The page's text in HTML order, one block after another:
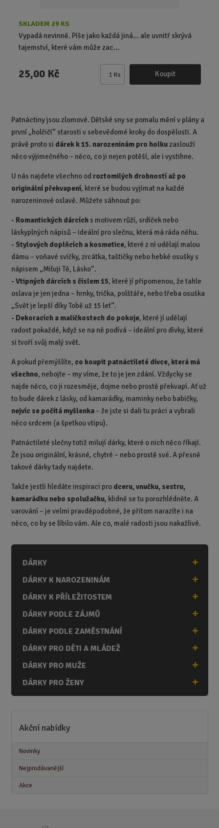
SKLADEM 29 KS
Vypadá nevinně. Píše jako každá jiná… ale uvnitř skrývá
tajemství, které vám může zac...
25,00 Kč
Z
i
t
p
o
e
t
Ks Koupit
Patnáctiny jsou zlomové. Dětské sny se pomalu mění v plány a
první „holčičí“ starosti v sebevědomé kroky do dospělosti. A
právě proto si dárek k 15. narozeninám pro holkuzaslouží
něco výjimečného – něco, co ji nejen potěší, ale i vystihne.
U nás najdete všechno od roztomilých drobností až po
originální překvapení, které se budou vyjímat na každé
narozeninové oslavě. Můžete sáhnout po:
- Romantických dárcíchs motivem růží, srdíček nebo
láskyplných nápisů – ideální pro slečnu, která má ráda něhu.
- Stylových doplňcích a kosmetice, které z ní udělají malou
dámu – voňavé svíčky, zrcátka, taštičky nebo hebké osušky s
nápisem „Miluji Tě, Lásko“.
- Vtipných dárcích s číslem 15, které jí připomenou, že tahle
oslava je jen jedna – hrnky, trička, polštáře, nebo třeba osuška
„Svět je lepší díky Tobě už 15 let“.
- Dekoracích a maličkostech do pokoje, které jí udělají
radost pokaždé, když se na ně podívá – ideální pro dívky, které
si tvoří svůj malý svět.
A pokud přemýšlíte, co koupit patnáctileté dívce, která má
všechno, nebojte – my víme, že to je jen zdání. Vždycky se
najde něco, co ji rozesměje, dojme nebo prostě překvapí. Ať už
to bude dárek z lásky, od kamarádky, maminky nebo babičky,
nejvíc se počítá myšlenka– že jste si dali tu práci a vybrali
něco srdcem (a špetkou vtipu).
Patnáctileté slečny totiž milují dárky, které o nich něco říkají.
Že jsou originální, krásné, chytré – nebo prostě své. A přesně
takové dárky tady najdete.
Takže jestli hledáte inspiraci pro dceru, vnučku, sestru,
kamarádku nebo spolužačku, klidně se tu porozhlédněte. A
varování – je velmi pravděpodobné, že přitom narazíte i na
něco, co by se líbilo vám. Ale co, malé radosti jsou nakažlivé.
DÁRKY
DÁRKY K NAROZENINÁM
DÁRKY K PŘÍLEŽITOSTEM
DÁRKY PODLE ZÁJMŮ
DÁRKY PODLE ZAMĚSTNÁNÍ
DÁRKY PRO DĚTI A MLÁDEŽ
DÁRKY PRO MUŽE
DÁRKY PRO ŽENY
Akční nabídky
Novinky
Nejprodávanější
Akce